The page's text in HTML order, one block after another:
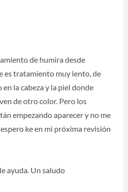
de humira desde
es tratamiento muy lento, de
la cabeza y la piel donde
de otro color. Pero los
empezando aparecer y no me
ke en mi próxima revisión
ayuda. Un saludo